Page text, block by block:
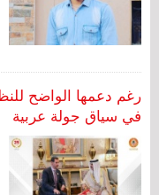
رغم دعمها الواضح
في سياق جولة عربية